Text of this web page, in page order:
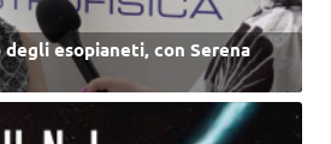
esopianeti, con Serena